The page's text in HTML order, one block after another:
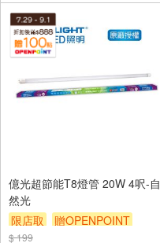
億光超節能T8燈管 20W 4呎-自
然光
限店取
贈OPENPOINT
滿額9折
$ 199